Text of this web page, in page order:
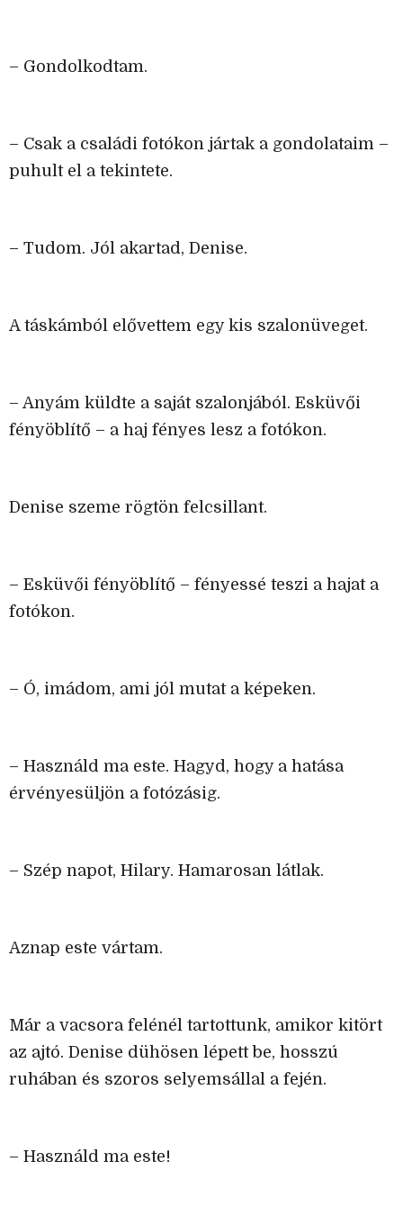
– Gondolkodtam.
– Csak a családi fotókon jártak a gondolataim –
puhult el a tekintete.
– Tudom. Jól akartad, Denise.
A táskámból elővettem egy kis szalonüveget.
– Anyám küldte a saját szalonjából. Esküvői
fényöblítő – a haj fényes lesz a fotókon.
Denise szeme rögtön felcsillant.
– Esküvői fényöblítő – fényessé teszi a hajat a
fotókon.
– Ó, imádom, ami jól mutat a képeken.
– Használd ma este. Hagyd, hogy a hatása
érvényesüljön a fotózásig.
– Szép napot, Hilary. Hamarosan látlak.
Aznap este vártam.
Már a vacsora felénél tartottunk, amikor kitört
az ajtó. Denise dühösen lépett be, hosszú
ruhában és szoros selyemsállal a fején.
– Használd ma este!